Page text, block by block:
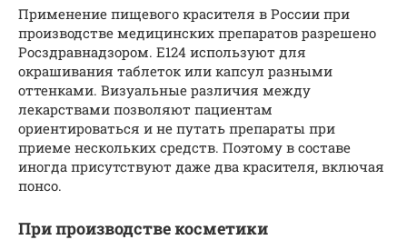
Применение пищевого красителя в России при
производстве медицинских препаратов разрешено
Росздравнадзором. Е124 используют для
окрашивания таблеток или капсул разными
оттенками. Визуальные различия между
лекарствами позволяют пациентам
ориентироваться и не путать препараты при
приеме нескольких средств. Поэтому в составе
иногда присутствуют даже два красителя, включая
понсо.
При производстве косметики